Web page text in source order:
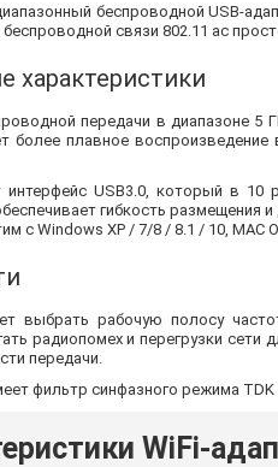
беспроводной USB-
связи 802.11 ас
характеристики
передачи в диапазоне 5
более плавное воспроизведение
интерфейс USB3.0, который в
гибкость
с Windows XP / 7/8 / 8.1 / 10, MAC
выбрать рабочую полосу
радиопомех и перегрузки
передачи.
фильтр синфазного режима
WiFi-